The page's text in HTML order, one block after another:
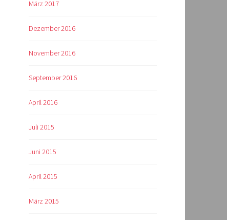
März 2017
Dezember 2016
November 2016
September 2016
April 2016
Juli 2015
Juni 2015
April 2015
März 2015